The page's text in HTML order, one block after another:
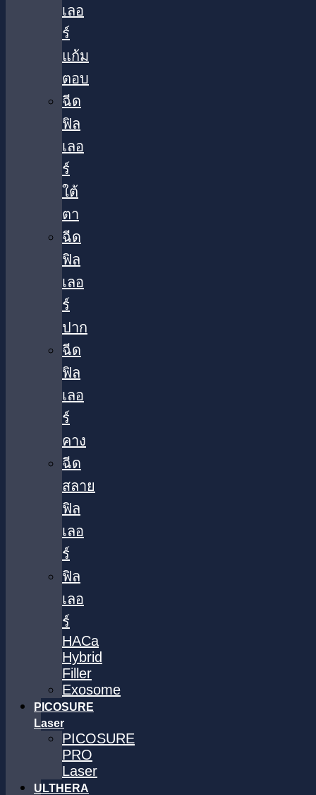
เลอ
ร์
แก้ม
ตอบ
ฉีด
ฟิล
เลอ
ร์
ใต้
ตา​
ฉีด
ฟิล
เลอ
ร์
ปาก
ฉีด
ฟิล
เลอ
ร์
คาง
ฉีด
สลาย
ฟิล
เลอ
ร์
ฟิล
เลอ
ร์
HACa
Hybrid
Filler
Exosome
PICOSURE
Laser
PICOSURE
PRO
Laser
ULTHERA